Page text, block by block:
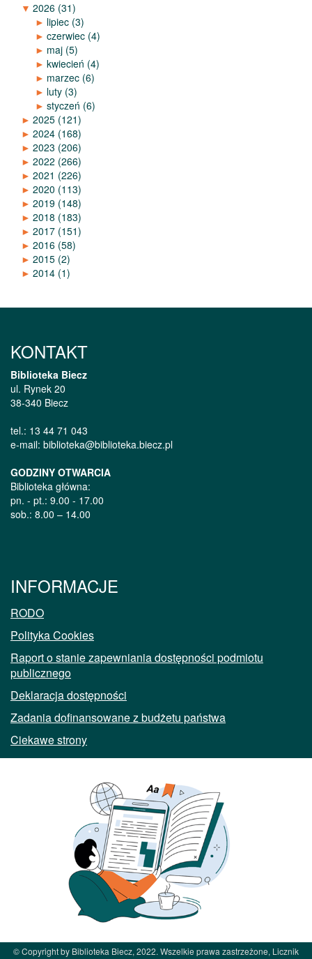
▼ 2026 (31)
► lipiec (3)
► czerwiec (4)
► maj (5)
► kwiecień (4)
► marzec (6)
► luty (3)
► styczeń (6)
► 2025 (121)
► 2024 (168)
► 2023 (206)
► 2022 (266)
► 2021 (226)
► 2020 (113)
► 2019 (148)
► 2018 (183)
► 2017 (151)
► 2016 (58)
► 2015 (2)
► 2014 (1)
KONTAKT
Biblioteka Biecz
ul. Rynek 20
38-340 Biecz
tel.: 13 44 71 043
e-mail: biblioteka@biblioteka.biecz.pl
GODZINY OTWARCIA
Biblioteka główna:
pn. - pt.: 9.00 - 17.00
sob.: 8.00 – 14.00
INFORMACJE
RODO
Polityka Cookies
Raport o stanie zapewniania dostępności podmiotu
publicznego
Deklaracja dostępności
Zadania dofinansowane z budżetu państwa
Ciekawe strony
© Copyright by Biblioteka Biecz, 2022. Wszelkie prawa zastrzeżone, Licznik